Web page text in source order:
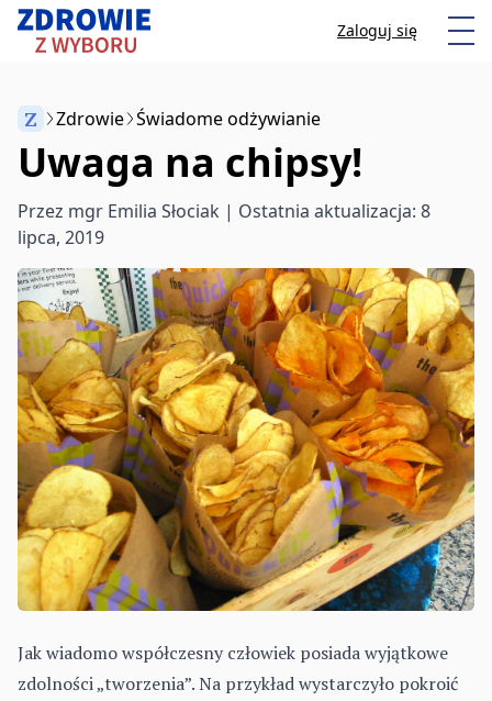
Przeskocz do treści Zaloguj się
Zacznij pisać, aby wyszukać artykuły
Z Zdrowie Świadome odżywianie
Uwaga na chipsy!
Przez mgr Emilia Słociak | Ostatnia aktualizacja: 8
lipca, 2019
Jak wiadomo współczesny człowiek posiada wyjątkowe
zdolności „tworzenia”. Na przykład wystarczyło pokroić